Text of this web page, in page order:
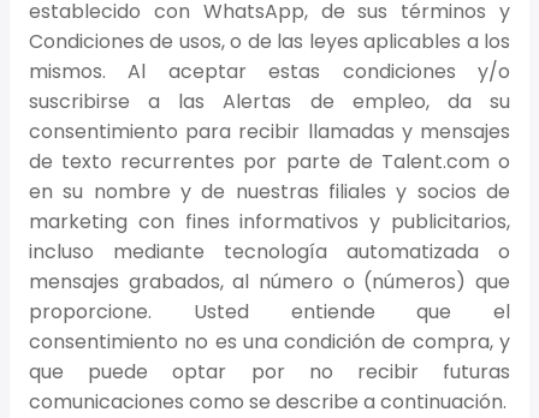
establecido con WhatsApp, de sus términos y
Condiciones de usos, o de las leyes aplicables a los
mismos. Al aceptar estas condiciones y/o
suscribirse a las Alertas de empleo, da su
consentimiento para recibir llamadas y mensajes
de texto recurrentes por parte de Talent.com o
en su nombre y de nuestras filiales y socios de
marketing con fines informativos y publicitarios,
incluso mediante tecnología automatizada o
mensajes grabados, al número o (números) que
proporcione. Usted entiende que el
consentimiento no es una condición de compra, y
que puede optar por no recibir futuras
comunicaciones como se describe a continuación.